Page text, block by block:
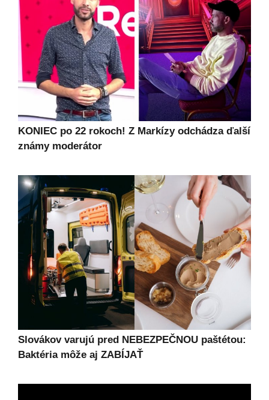
KONIEC po 22 rokoch! Z Markízy odchádza ďalší
známy moderátor
Slovákov varujú pred NEBEZPEČNOU paštétou:
Baktéria môže aj ZABÍJAŤ